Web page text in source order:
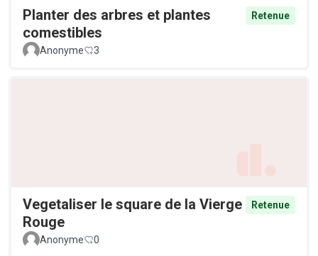
Planter des arbres et plantes
comestibles
Retenue
Anonyme 3
Vegetaliser le square de la Vierge
Rouge
Retenue
Anonyme 0